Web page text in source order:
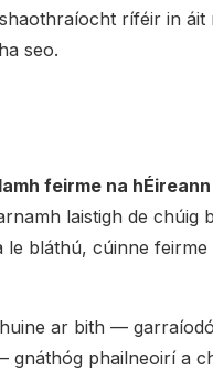
ríféir in áit
seo.
feirme na hÉireann
laistigh de chúig
le bláthú, cúinne
ar bith —
gnáthóg phailneoirí a